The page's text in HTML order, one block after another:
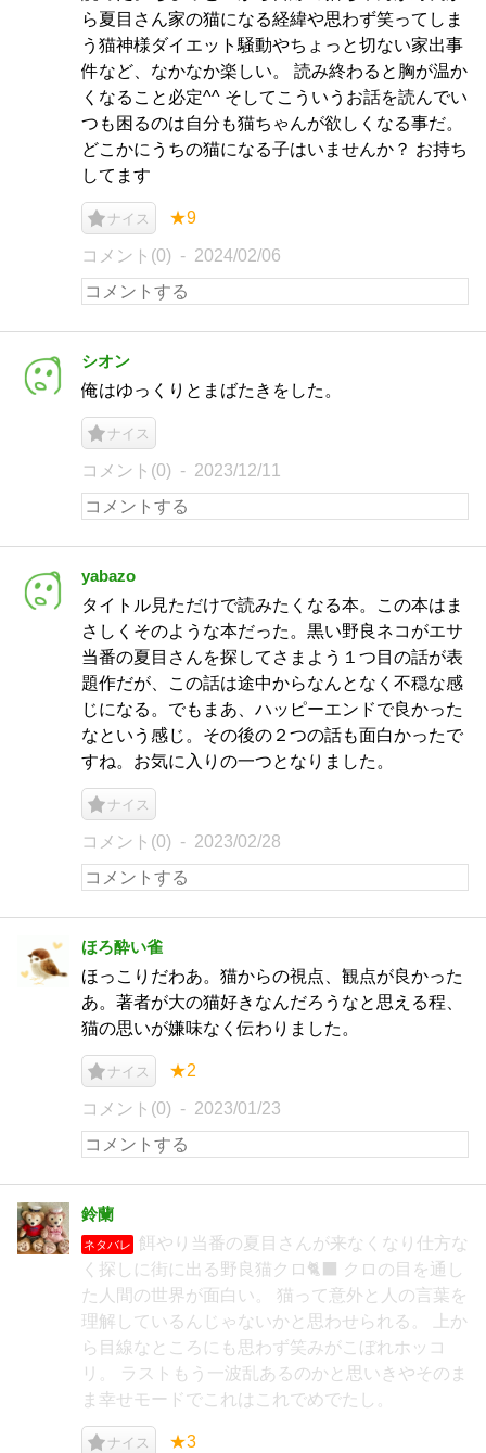
ら夏目さん家の猫になる経緯や思わず笑ってしま
う猫神様ダイエット騒動やちょっと切ない家出事
件など、なかなか楽しい。 読み終わると胸が温か
くなること必定^^ そしてこういうお話を読んでい
つも困るのは自分も猫ちゃんが欲しくなる事だ。
どこかにうちの猫になる子はいませんか？ お持ち
してます
ナイス ★9
コメント(0) 2024/02/06
シオン
俺はゆっくりとまばたきをした。
ナイス
コメント(0) 2023/12/11
yabazo
タイトル見ただけで読みたくなる本。この本はま
さしくそのような本だった。黒い野良ネコがエサ
当番の夏目さんを探してさまよう１つ目の話が表
題作だが、この話は途中からなんとなく不穏な感
じになる。でもまあ、ハッピーエンドで良かった
なという感じ。その後の２つの話も面白かったで
すね。お気に入りの一つとなりました。
ナイス
コメント(0) 2023/02/28
ほろ酔い雀
ほっこりだわあ。猫からの視点、観点が良かった
あ。著者が大の猫好きなんだろうなと思える程、
猫の思いが嫌味なく伝わりました。
ナイス ★2
コメント(0) 2023/01/23
鈴蘭
ネタバレ
餌やり当番の夏目さんが来なくなり仕方な
く探しに街に出る野良猫クロ🐈‍⬛ クロの目を通し
た人間の世界が面白い。 猫って意外と人の言葉を
理解しているんじゃないかと思わせられる。 上か
ら目線なところにも思わず笑みがこぼれホッコ
リ。 ラストもう一波乱あるのかと思いきやそのま
ま幸せモードでこれはこれでめでたし。
ナイス ★3